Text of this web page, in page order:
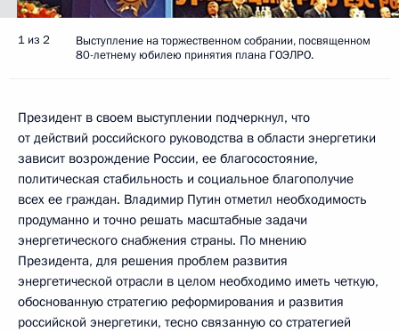
1 из 2
Выступление на торжественном собрании, посвященном
80-летнему юбилею принятия плана ГОЭЛРО.
Президент в своем выступлении подчеркнул, что
от действий российского руководства в области энергетики
зависит возрождение России, ее благосостояние,
политическая стабильность и социальное благополучие
всех ее граждан. Владимир Путин отметил необходимость
продуманно и точно решать масштабные задачи
энергетического снабжения страны. По мнению
Президента, для решения проблем развития
энергетической отрасли в целом необходимо иметь четкую,
обоснованную стратегию реформирования и развития
российской энергетики, тесно связанную со стратегией